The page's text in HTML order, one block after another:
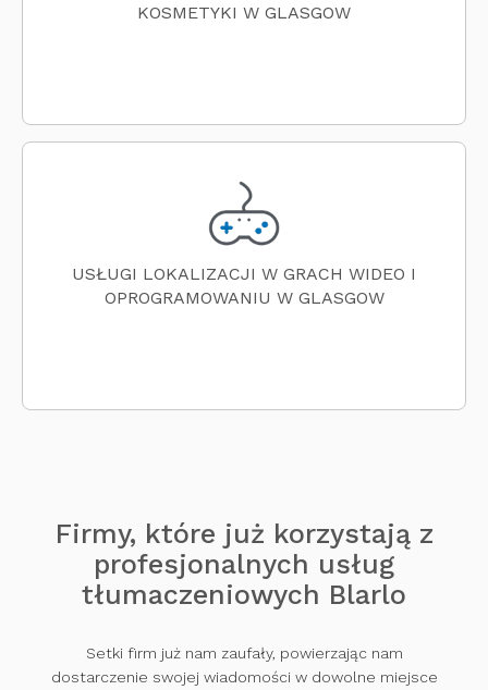
KOSMETYKI W GLASGOW
USŁUGI LOKALIZACJI W GRACH WIDEO I
OPROGRAMOWANIU W GLASGOW
Firmy, które już korzystają z
profesjonalnych usług
tłumaczeniowych Blarlo
Setki firm już nam zaufały, powierzając nam
dostarczenie swojej wiadomości w dowolne miejsce